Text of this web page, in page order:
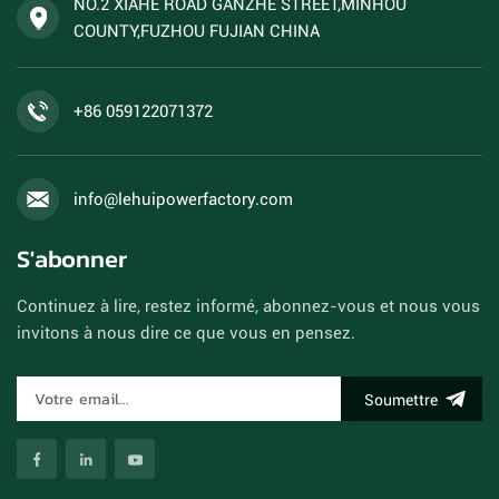
acceptées.
NO.2 XIAHE ROAD GANZHE STREET,MINHOU
COUNTY,FUZHOU FUJIAN CHINA
+86 059122071372
info@lehuipowerfactory.com
S'abonner
Continuez à lire, restez informé, abonnez-vous et nous vous
invitons à nous dire ce que vous en pensez.
Soumettre